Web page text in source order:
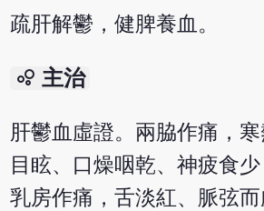
疏肝解鬱，健脾養血。
bubble_chart 主治
肝鬱血虛證。兩脇作痛，
目眩、口燥咽乾、神疲食少
乳房作痛，舌淡紅、脈弦而